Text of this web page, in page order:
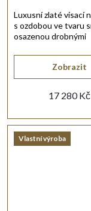
17 280 Kč
Zobrazit
Luxusní zlaté visací
s ozdobou ve tvaru
osazenou drobnými
Vlastní výroba